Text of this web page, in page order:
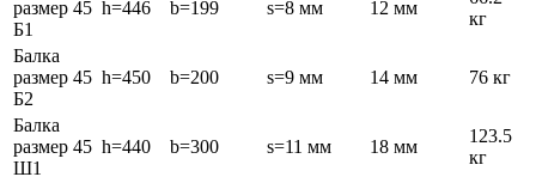
размер 45
Б1
h=446 b=199 s=8 мм 12 мм
кг
Балка
размер 45
Б2
h=450 b=200 s=9 мм 14 мм 76 кг
Балка
размер 45
Ш1
h=440 b=300 s=11 мм 18 мм
123.5
кг